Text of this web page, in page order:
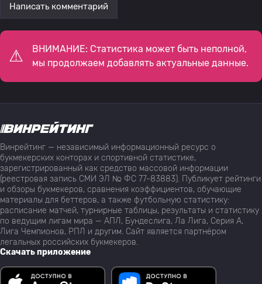
Написать комментарий
ВНИМАНИЕ: Статистика может быть неполной,
мы продолжаем добавлять актуальные данные.
Винрейтинг — независимый информационный ресурс о
букмекерских конторах и спортивной статистике,
зарегистрированный как средство массовой информации
(реестровая запись СМИ ЭЛ № ФС 77-83883). Публикует рейтинги
и обзоры букмекеров, сравнения коэффициентов, обучающие
материалы для беттеров, а также футбольную статистику:
расписание матчей, турнирные таблицы, результаты и статистику
по ведущим лигам мира — АПЛ, Бундеслига, Ла Лига, Серия А,
Лига Чемпионов, РПЛ и другим. Сайт является партнёром
легальных российских букмекеров.
Скачать приложение